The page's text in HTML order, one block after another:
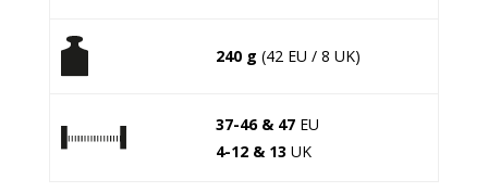
240 g (42 EU / 8 UK)
37-46 & 47EU
4-12 & 13 UK